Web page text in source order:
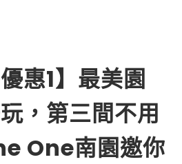
惠1】最美園
，第三間不用
One南園邀你